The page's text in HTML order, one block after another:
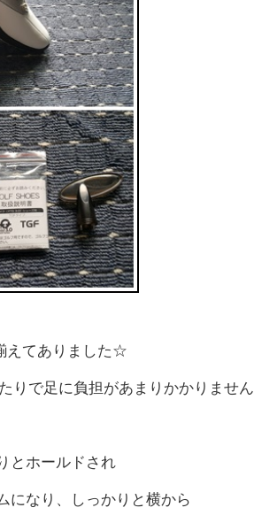
えてありました☆
りで足に負担があまりかかりません
とホールドされ
になり、しっかりと横から